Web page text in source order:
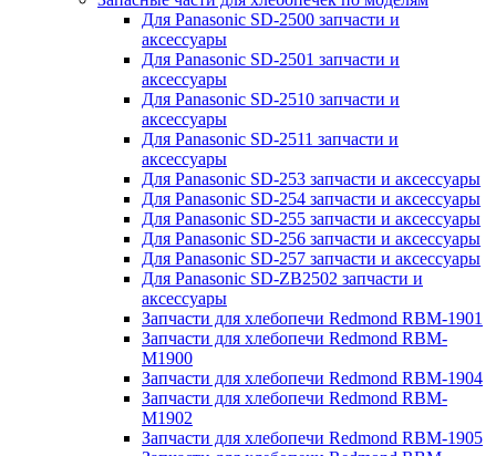
Для Panasonic SD-2500 запчасти и
аксессуары
Для Panasonic SD-2501 запчасти и
аксессуары
Для Panasonic SD-2510 запчасти и
аксессуары
Для Panasonic SD-2511 запчасти и
аксессуары
Для Panasonic SD-253 запчасти и аксессуары
Для Panasonic SD-254 запчасти и аксессуары
Для Panasonic SD-255 запчасти и аксессуары
Для Panasonic SD-256 запчасти и аксессуары
Для Panasonic SD-257 запчасти и аксессуары
Для Panasonic SD-ZB2502 запчасти и
аксессуары
Запчасти для хлебопечи Redmond RBM-1901
Запчасти для хлебопечи Redmond RBM-
M1900
Запчасти для хлебопечи Redmond RBM-1904
Запчасти для хлебопечи Redmond RBM-
M1902
Запчасти для хлебопечи Redmond RBM-1905